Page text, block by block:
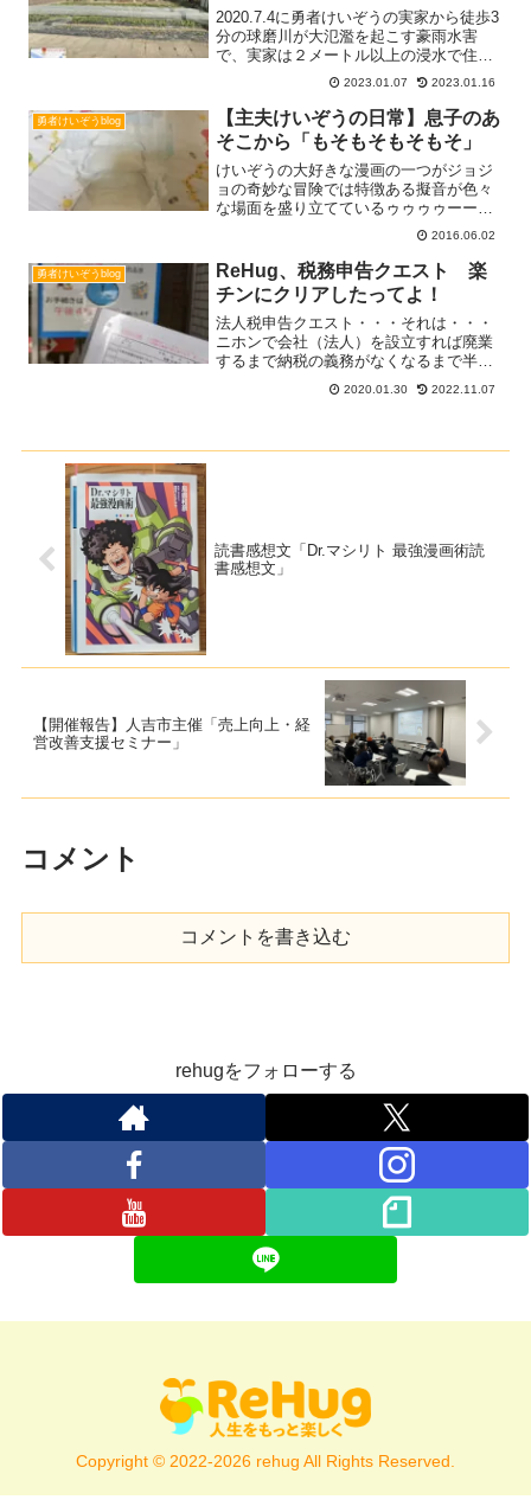
2020.7.4に勇者けいぞうの実家から徒歩3
分の球磨川が大氾濫を起こす豪雨水害
で、実家は２メートル以上の浸水で住め
ない建物になってしまった・・・豪雨水
害前今でもGoogle マップには路地に入っ
た実家の画像は2015年2月のままで残っ
ていRead more...
2023.01.07 2023.01.16
勇者けいぞうblog
【主夫けいぞうの日常】息子のあ
そこから「もそもそもそもそ」
けいぞうの大好きな漫画の一つがジョジ
ョの奇妙な冒険では特徴ある擬音が色々
な場面を盛り立てているゥゥゥゥーーー
ーッッッ！！！タイトルの「もそもそも
そもそ」という擬音はおしっこサインが
点灯したオムツを替えている時に発生ィ
ィィーーーッッッ！！！おRead more...
2016.06.02
勇者けいぞうblog
ReHug、税務申告クエスト 楽
チンにクリアしたってよ！
法人税申告クエスト・・・それは・・・
ニホンで会社（法人）を設立すれば廃業
するまで納税の義務がなくなるまで半永
久的に毎年自動で発生するクエストクエ
スト？いやモンスター？法人税申告モン
2020.01.30 2022.11.07
読書感想文「Dr.マシリト 最強漫画術読
書感想文」
【開催報告】人吉市主催「売上向上・経
営改善支援セミナー」
コメント
コメントを書き込む
rehugをフォローする
Copyright © 2022-2026 rehug All Rights Reserved.